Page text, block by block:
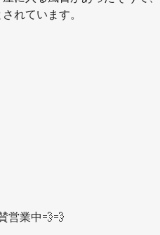
れています。
営業中💨💨